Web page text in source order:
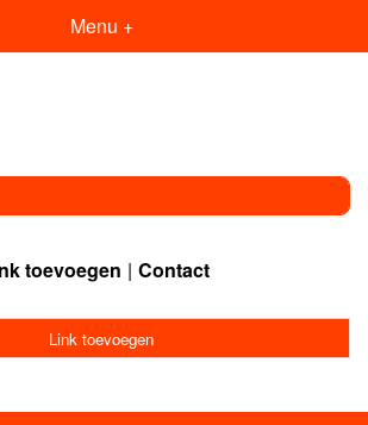
Menu +
toevoegen Contact
Link toevoegen